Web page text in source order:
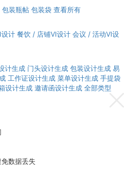
包装瓶帖 包装袋 查看所有
计 餐饮 / 店铺VI设计 会议 / 活动VI设
计生成 门头设计生成 包装设计生成 易
工作证设计生成 菜单设计生成 手提袋
设计生成 邀请函设计生成 全部类型
数据丢失